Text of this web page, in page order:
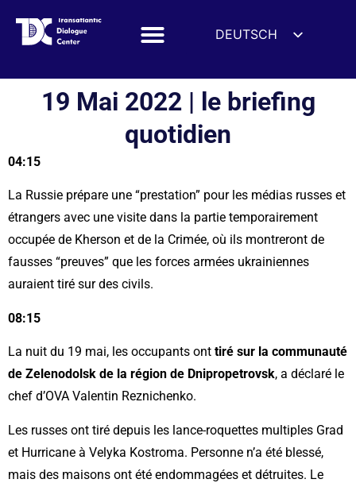
DEUTSCH
FRANÇAIS
УКРАЇНСЬКА
हिन्दी
العربية
ITALIANO
19 Mai 2022 | le briefing
quotidien
04:15
La Russie prépare une “prestation” pour les médias russes et
étrangers avec une visite dans la partie temporairement
occupée de Kherson et de la Crimée, où ils montreront de
fausses “preuves” que les forces armées ukrainiennes
auraient tiré sur des civils.
08:15
La nuit du 19 mai, les occupants ont tiré sur la communauté
de Zelenodolsk de la région de Dnipropetrovsk, a déclaré le
chef d’OVA Valentin Reznichenko.
Les russes ont tiré depuis les lance-roquettes multiples Grad
et Hurricane à Velyka Kostroma. Personne n’a été blessé,
mais des maisons ont été endommagées et détruites. Le